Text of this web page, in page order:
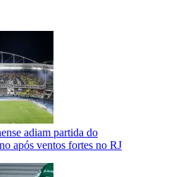
adiam partida do
após ventos fortes no RJ